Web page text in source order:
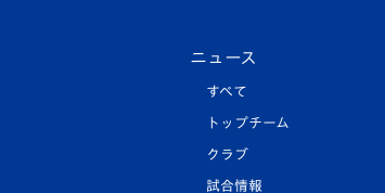
ニュース
すべて
トップチーム
クラブ
試合情報